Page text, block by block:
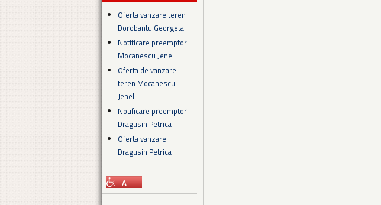
Oferta vanzare teren
Dorobantu Georgeta
Notificare preemptori
Mocanescu Jenel
Oferta de vanzare
teren Mocanescu
Jenel
Notificare preemptori
Dragusin Petrica
Oferta vanzare
Dragusin Petrica